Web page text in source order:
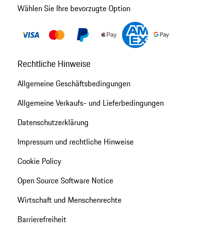
Wählen Sie Ihre bevorzugte Option
Rechtliche Hinweise
Allgemeine Geschäftsbedingungen
Allgemeine Verkaufs- und Lieferbedingungen
Datenschutzerklärung
Impressum und rechtliche Hinweise
Cookie Policy
Open Source Software Notice
Wirtschaft und Menschenrechte
Barrierefreiheit